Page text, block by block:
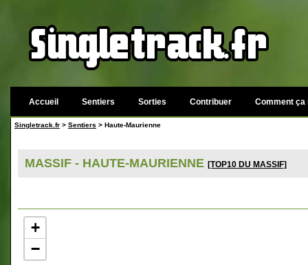
Accueil Sentiers Sorties Contribuer Comment ça
Singletrack.fr > Sentiers > Haute-Maurienne
MASSIF - HAUTE-MAURIENNE [TOP10 DU MASSIF]
+
−